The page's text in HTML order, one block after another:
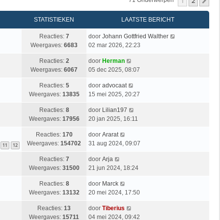
STATISTIEKEN LAATSTE BERICHT
Reacties: 7
Weergaves: 6683
door Johann Gottfried Walther
02 mar 2026, 22:23
Reacties: 2
Weergaves: 6067
door Herman
05 dec 2025, 08:07
Reacties: 5
Weergaves: 13835
door advocaat
15 mei 2025, 20:27
Reacties: 8
Weergaves: 17956
door Lilian197
20 jan 2025, 16:11
11 12
Reacties: 170
Weergaves: 154702
door Ararat
31 aug 2024, 09:07
Reacties: 7
Weergaves: 31500
door Arja
21 jun 2024, 18:24
Reacties: 8
Weergaves: 13132
door Marck
20 mei 2024, 17:50
Reacties: 13
Weergaves: 15711
door Tiberius
04 mei 2024, 09:42